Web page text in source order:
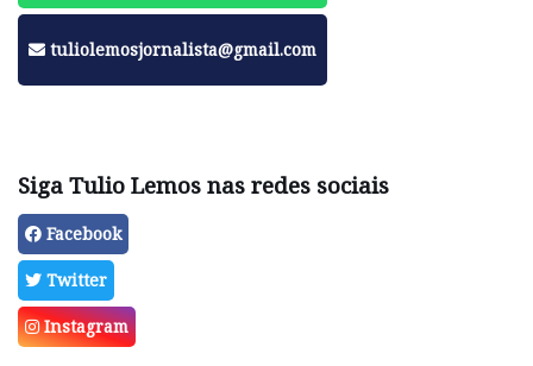
tuliolemosjornalista@gmail.com
Siga Tulio Lemos nas redes sociais
Facebook
Twitter
Instagram